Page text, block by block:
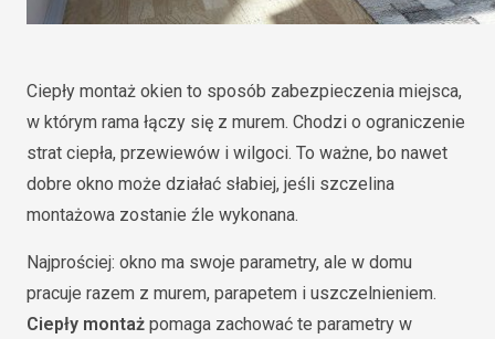
Ciepły montaż okien to sposób zabezpieczenia miejsca,
w którym rama łączy się z murem. Chodzi o ograniczenie
strat ciepła, przewiewów i wilgoci. To ważne, bo nawet
dobre okno może działać słabiej, jeśli szczelina
montażowa zostanie źle wykonana.
Najprościej: okno ma swoje parametry, ale w domu
pracuje razem z murem, parapetem i uszczelnieniem.
Ciepły montaż pomaga zachować te parametry w